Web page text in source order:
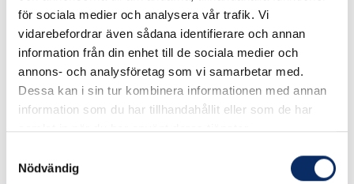
för sociala medier och analysera vår trafik. Vi
vidarebefordrar även sådana identifierare och annan
information från din enhet till de sociala medier och
annons- och analysföretag som vi samarbetar med.
Dessa kan i sin tur kombinera informationen med annan
information som du har tillhandahållit eller som de har
samlat in när du har använt deras tjänster.
Nödvändig
Signet 20, 90
exkl. moms: 80kr